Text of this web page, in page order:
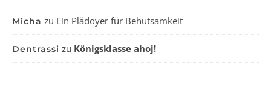
Micha zu Ein Plädoyer für Behutsamkeit
Dentrassi zu Königsklasse ahoj!